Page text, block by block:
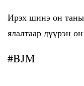
Ирэх шинэ он
ялалтаар дүүрэн
#BJM